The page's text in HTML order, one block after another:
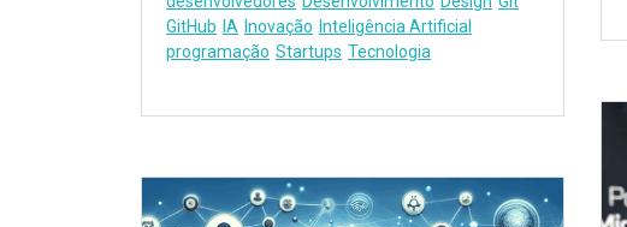
GitHub IA Inovação Inteligência Artificial
programação Startups Tecnologia